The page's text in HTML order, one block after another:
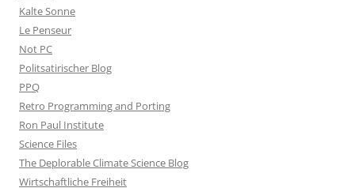
Kalte Sonne
Le Penseur
Not PC
Politsatirischer Blog
PPQ
Retro Programming and Porting
Ron Paul Institute
Science Files
The Deplorable Climate Science Blog
Wirtschaftliche Freiheit